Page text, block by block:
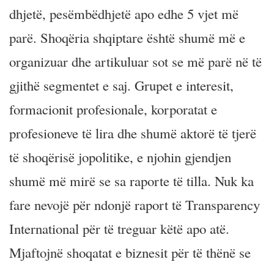
dhjetë, pesëmbëdhjetë apo edhe 5 vjet më
parë. Shoqëria shqiptare është shumë më e
organizuar dhe artikuluar sot se më parë në të
gjithë segmentet e saj. Grupet e interesit,
formacionit profesionale, korporatat e
profesioneve të lira dhe shumë aktorë të tjerë
të shoqërisë jopolitike, e njohin gjendjen
shumë më mirë se sa raporte të tilla. Nuk ka
fare nevojë për ndonjë raport të Transparency
International për të treguar këtë apo atë.
Mjaftojnë shoqatat e biznesit për të thënë se